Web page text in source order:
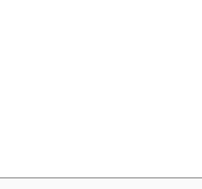
ン